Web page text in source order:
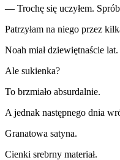
— Trochę się uczyłem.
Patrzyłam na niego przez
Noah miał dziewiętnaście
Ale sukienka?
To brzmiało absurdalnie.
A jednak następnego dnia
Granatowa satyna.
Cienki srebrny materiał.